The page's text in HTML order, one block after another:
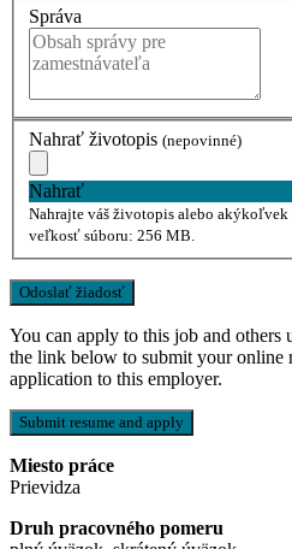
Správa
Nahrať životopis (nepovinné)
Nahrať
Nahrajte váš životopis alebo akýkoľvek
veľkosť súboru: 256 MB.
You can apply to this job and
the link below to submit your online
application to this employer.
Miesto práce
Prievidza
Druh pracovného pomeru